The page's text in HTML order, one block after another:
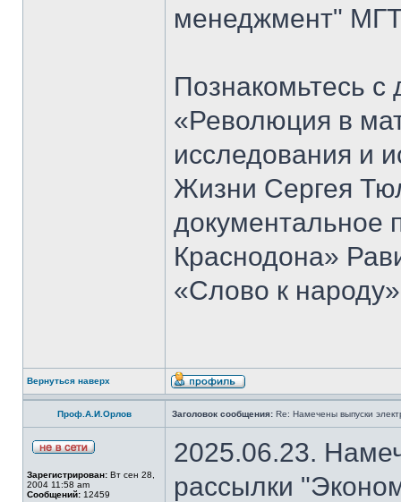
менеджмент"
Познакомьтесь
«Революция в
исследования и
Жизни Сергея
документальное
Краснодона»
«Слово к
Вернуться наверх
Проф.А.И.Орлов Заголовок сообщения: Re: Намечены выпуски
Зарегистрирован: Вт сен 28,
2004 11:58 am
Сообщений: 12459
2025.06.23.
рассылки